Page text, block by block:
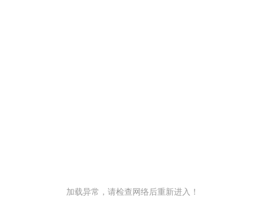
加载异常，请检查网络后重新进入！